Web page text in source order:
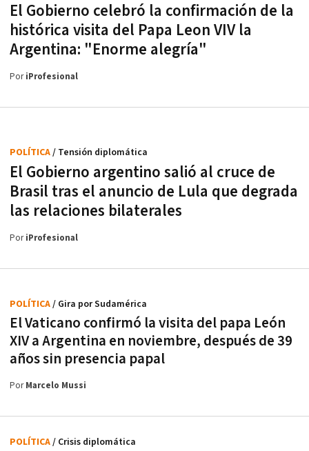
El Gobierno celebró la confirmación de la
histórica visita del Papa Leon VIV la
Argentina: "Enorme alegría"
PoriProfesional
El Gobierno argentino salió al cruce de
Brasil tras el anuncio de Lula que degrada
las relaciones bilaterales
POLÍTICA/ Tensión diplomática
PoriProfesional
El Vaticano confirmó la visita del papa León
XIV a Argentina en noviembre, después de 39
años sin presencia papal
POLÍTICA/ Gira por Sudamérica
PorMarcelo Mussi
POLÍTICA/ Crisis diplomática